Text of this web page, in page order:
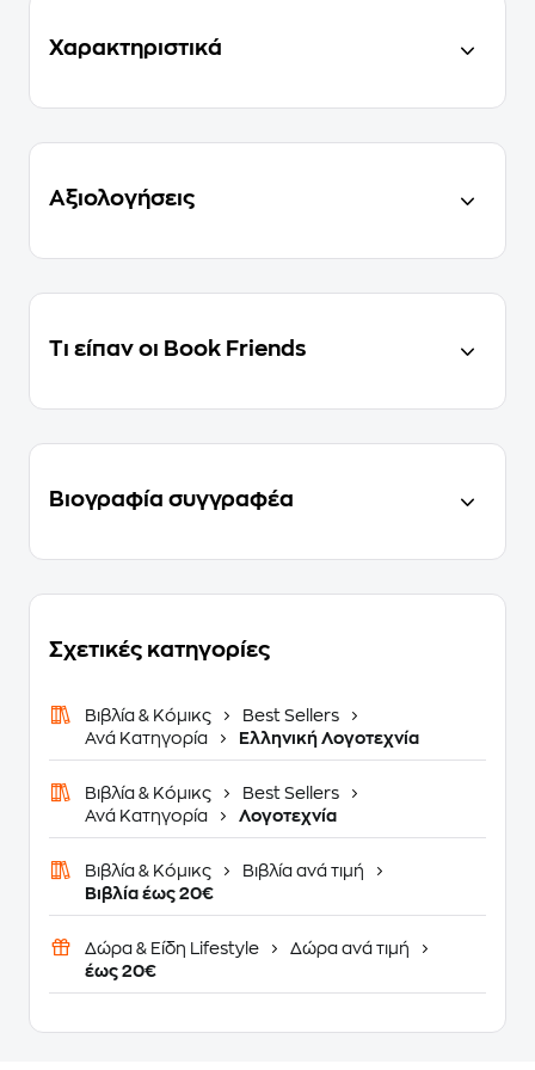
Χαρακτηριστικά
Αξιολογήσεις
Τι είπαν οι Book Friends
Βιογραφία συγγραφέα
Σχετικές κατηγορίες
Βιβλία & Κόμικς
Best Sellers
Ανά Κατηγορία
Ελληνική Λογοτεχνία
Βιβλία & Κόμικς
Best Sellers
Ανά Κατηγορία
Λογοτεχνία
Βιβλία & Κόμικς
Βιβλία ανά τιμή
Βιβλία έως 20€
Δώρα & Είδη Lifestyle
Δώρα ανά τιμή
έως 20€